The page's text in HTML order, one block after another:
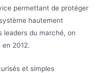
permettant de protéger
hautement
leaders du marché, on
en 2012.
et simples